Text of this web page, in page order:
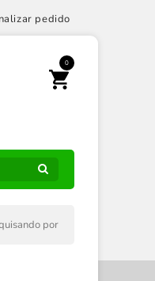
pedido
0
por